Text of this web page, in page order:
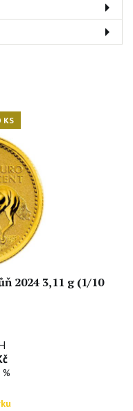
KS
2024 3,11 g (1/10